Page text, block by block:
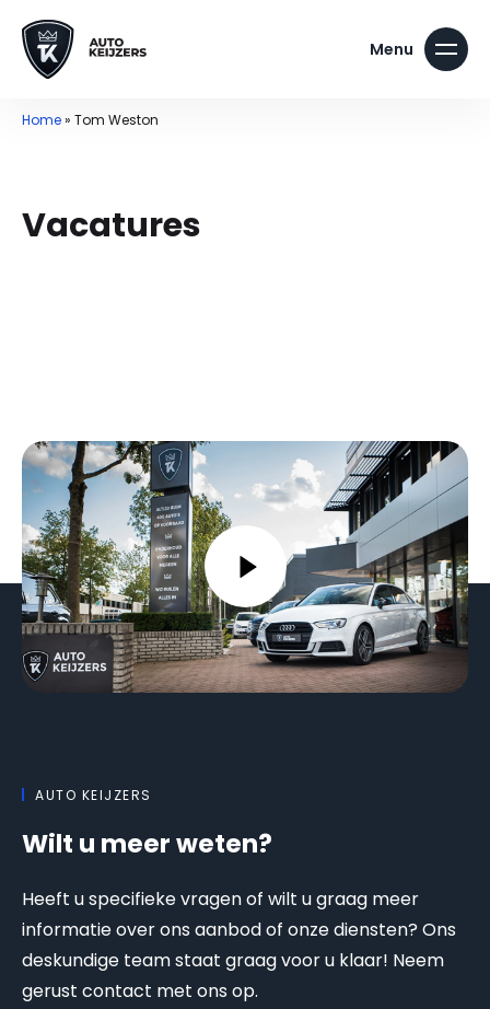
Home» Tom Weston
Vacatures
AUTO KEIJZERS
Wilt u meer weten?
Heeft u specifieke vragen of wilt u graag meer
informatie over ons aanbod of onze diensten? Ons
deskundige team staat graag voor u klaar! Neem
gerust contact met ons op.